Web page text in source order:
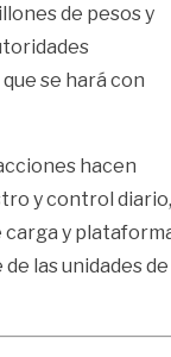
de pesos y
se hará con
hacen
y control diario,
carga y
las unidades de